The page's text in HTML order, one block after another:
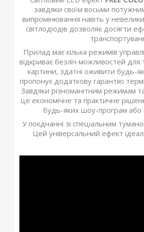
завдяки своїм восьми
випромінювання навіть у
світлодіодів дозволяє досягти
Прилад має кілька режимів
відкриває безліч можливостей для
картини, здатні оживити будь-
пропонує додаткову гарантію
Завдяки різноманітним режимам
це економічне та практичне
будь-яких шоу-програм або
У поєднанні зі спеціальним
Цей універсальний ефект